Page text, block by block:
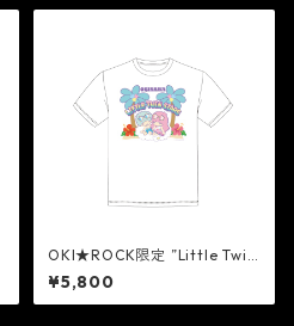
OKI★ROCK限定 ”Little Twin
Stars” Tシャツ [WHITE]
¥5,800